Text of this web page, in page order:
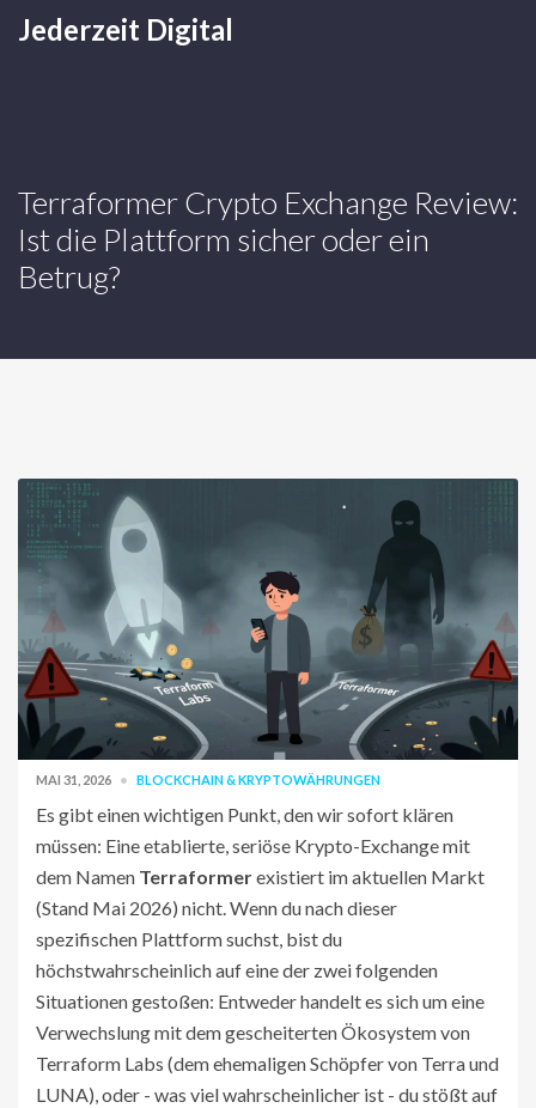
Jederzeit Digital
Terraformer Crypto Exchange Review:
Ist die Plattform sicher oder ein
Betrug?
MAI 31, 2026 BLOCKCHAIN & KRYPTOWÄHRUNGEN
Es gibt einen wichtigen Punkt, den wir sofort klären
müssen: Eine etablierte, seriöse Krypto-Exchange mit
dem Namen Terraformerexistiert im aktuellen Markt
(Stand Mai 2026) nicht. Wenn du nach dieser
spezifischen Plattform suchst, bist du
höchstwahrscheinlich auf eine der zwei folgenden
Situationen gestoßen: Entweder handelt es sich um eine
Verwechslung mit dem gescheiterten Ökosystem von
Terraform Labs (dem ehemaligen Schöpfer von Terra und
LUNA), oder - was viel wahrscheinlicher ist - du stößt auf